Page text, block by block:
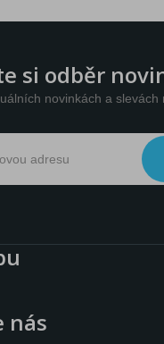
si odběr
novinkách a slevách
nás